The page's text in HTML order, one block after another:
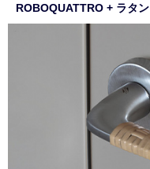
ROBOQUATTRO + ラタン